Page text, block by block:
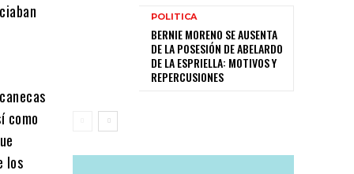
como
los
POLITICA
BERNIE MORENO SE AUSENTA
DE LA POSESIÓN DE ABELARDO
DE LA ESPRIELLA: MOTIVOS Y
REPERCUSIONES